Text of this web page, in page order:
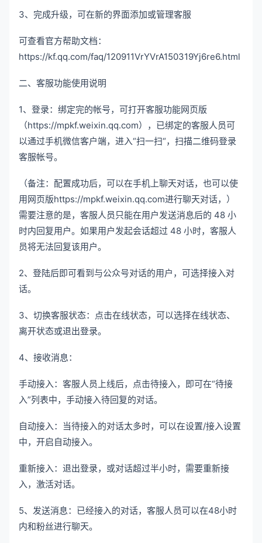
3、完成升级，可在新的界面添加或管理客服
可查看官方帮助文档：
https://kf.qq.com/faq/120911VrYVrA150319Yj6re6.html
二、客服功能使用说明
1、登录：绑定完的帐号，可打开客服功能网页版
（https://mpkf.weixin.qq.com），已绑定的客服人员可
以通过手机微信客户端，进入“扫一扫“，扫描二维码登录
客服帐号。
（备注：配置成功后，可以在手机上聊天对话，也可以使
用网页版https://mpkf.weixin.qq.com进行聊天对话，）
需要注意的是，客服人员只能在用户发送消息后的 48 小
时内回复用户。如果用户发起会话超过 48 小时，客服人
员将无法回复该用户。
2、登陆后即可看到与公众号对话的用户，可选择接入对
话。
3、切换客服状态：点击在线状态，可以选择在线状态、
离开状态或退出登录。
4、接收消息：
手动接入：客服人员上线后，点击待接入，即可在“待接
入”列表中，手动接入待回复的对话。
自动接入：当待接入的对话太多时，可以在设置/接入设置
中，开启自动接入。
重新接入：退出登录，或对话超过半小时，需要重新接
入，激活对话。
5、发送消息：已经接入的对话，客服人员可以在48小时
内和粉丝进行聊天。